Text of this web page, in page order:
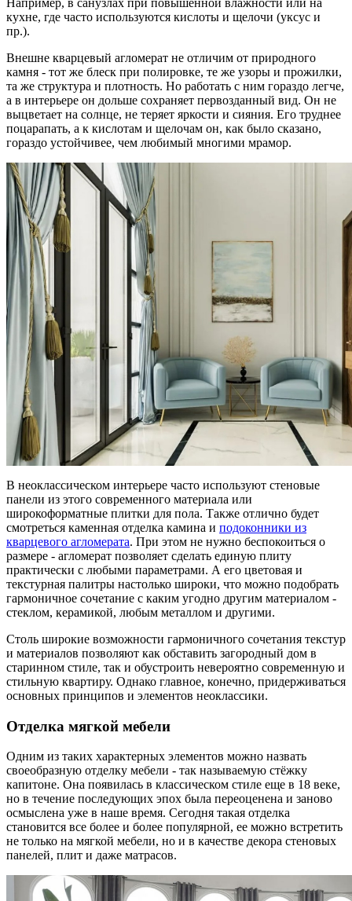
кухне, где часто используются кислоты и щелочи (уксус и
пр.).
Внешне кварцевый агломерат не отличим от природного
камня - тот же блеск при полировке, те же узоры и прожилки,
та же структура и плотность. Но работать с ним гораздо легче,
а в интерьере он дольше сохраняет первозданный вид. Он не
выцветает на солнце, не теряет яркости и сияния. Его труднее
поцарапать, а к кислотам и щелочам он, как было сказано,
гораздо устойчивее, чем любимый многими мрамор.
В неоклассическом интерьере часто используют стеновые
панели из этого современного материала или
широкоформатные плитки для пола. Также отлично будет
смотреться каменная отделка камина и подоконники из
кварцевого агломерата. При этом не нужно беспокоиться о
размере - агломерат позволяет сделать единую плиту
практически с любыми параметрами. А его цветовая и
текстурная палитры настолько широки, что можно подобрать
гармоничное сочетание с каким угодно другим материалом -
стеклом, керамикой, любым металлом и другими.
Столь широкие возможности гармоничного сочетания текстур
и материалов позволяют как обставить загородный дом в
старинном стиле, так и обустроить невероятно современную и
стильную квартиру. Однако главное, конечно, придерживаться
основных принципов и элементов неоклассики.
Отделка мягкой мебели
Одним из таких характерных элементов можно назвать
своеобразную отделку мебели - так называемую стёжку
капитоне. Она появилась в классическом стиле еще в 18 веке,
но в течение последующих эпох была переоценена и заново
осмыслена уже в наше время. Сегодня такая отделка
становится все более и более популярной, ее можно встретить
не только на мягкой мебели, но и в качестве декора стеновых
панелей, плит и даже матрасов.